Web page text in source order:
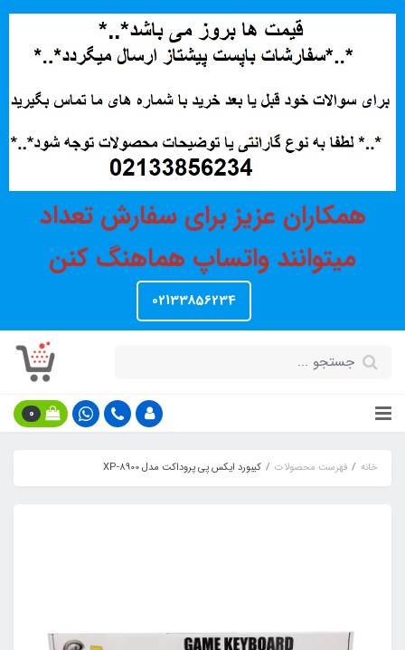
همکاران عزیز برای سفارش تعداد
میتوانند واتساپ هماهنگ کنن
02133856234
0
خانه فهرست محصولات کیبورد ایکس پی پروداکت مدل XP-8900